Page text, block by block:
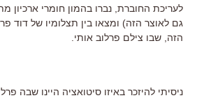
לעריכת החוברת, נברו בהמון חומרי ארכיון
גם לאוצר הזה) ומצאו בין תצלומיו של דוד
הזה, שבו צילם פרלוב אותי.
ניסיתי להיזכר באיזו סיטואציה היינו שבה